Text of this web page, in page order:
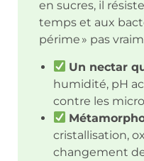
en sucres, il
temps et aux
périme » pas
Un nectar
humidité, pH
contre les
cristallisation,
changement